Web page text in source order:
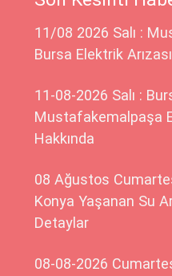
11/08 2026 Salı :
Bursa Elektrik
11-08-2026 Salı :
Mustafakemalpaşa
Hakkında
08 Ağustos
Konya Yaşanan Su
Detaylar
08-08-2026